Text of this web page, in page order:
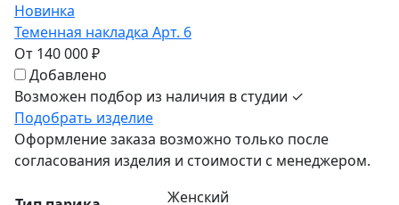
Новинка
Теменная накладка Арт. 6
От 140 000 ₽
Добавлено
Возможен подбор из наличия в студии ✓
Подобрать изделие
Оформление заказа возможно только после
согласования изделия и стоимости с менеджером.
Женский